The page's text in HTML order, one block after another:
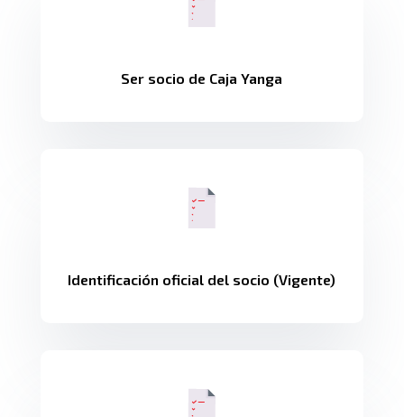
Ser socio de Caja Yanga
Identificación oficial del socio (Vigente)